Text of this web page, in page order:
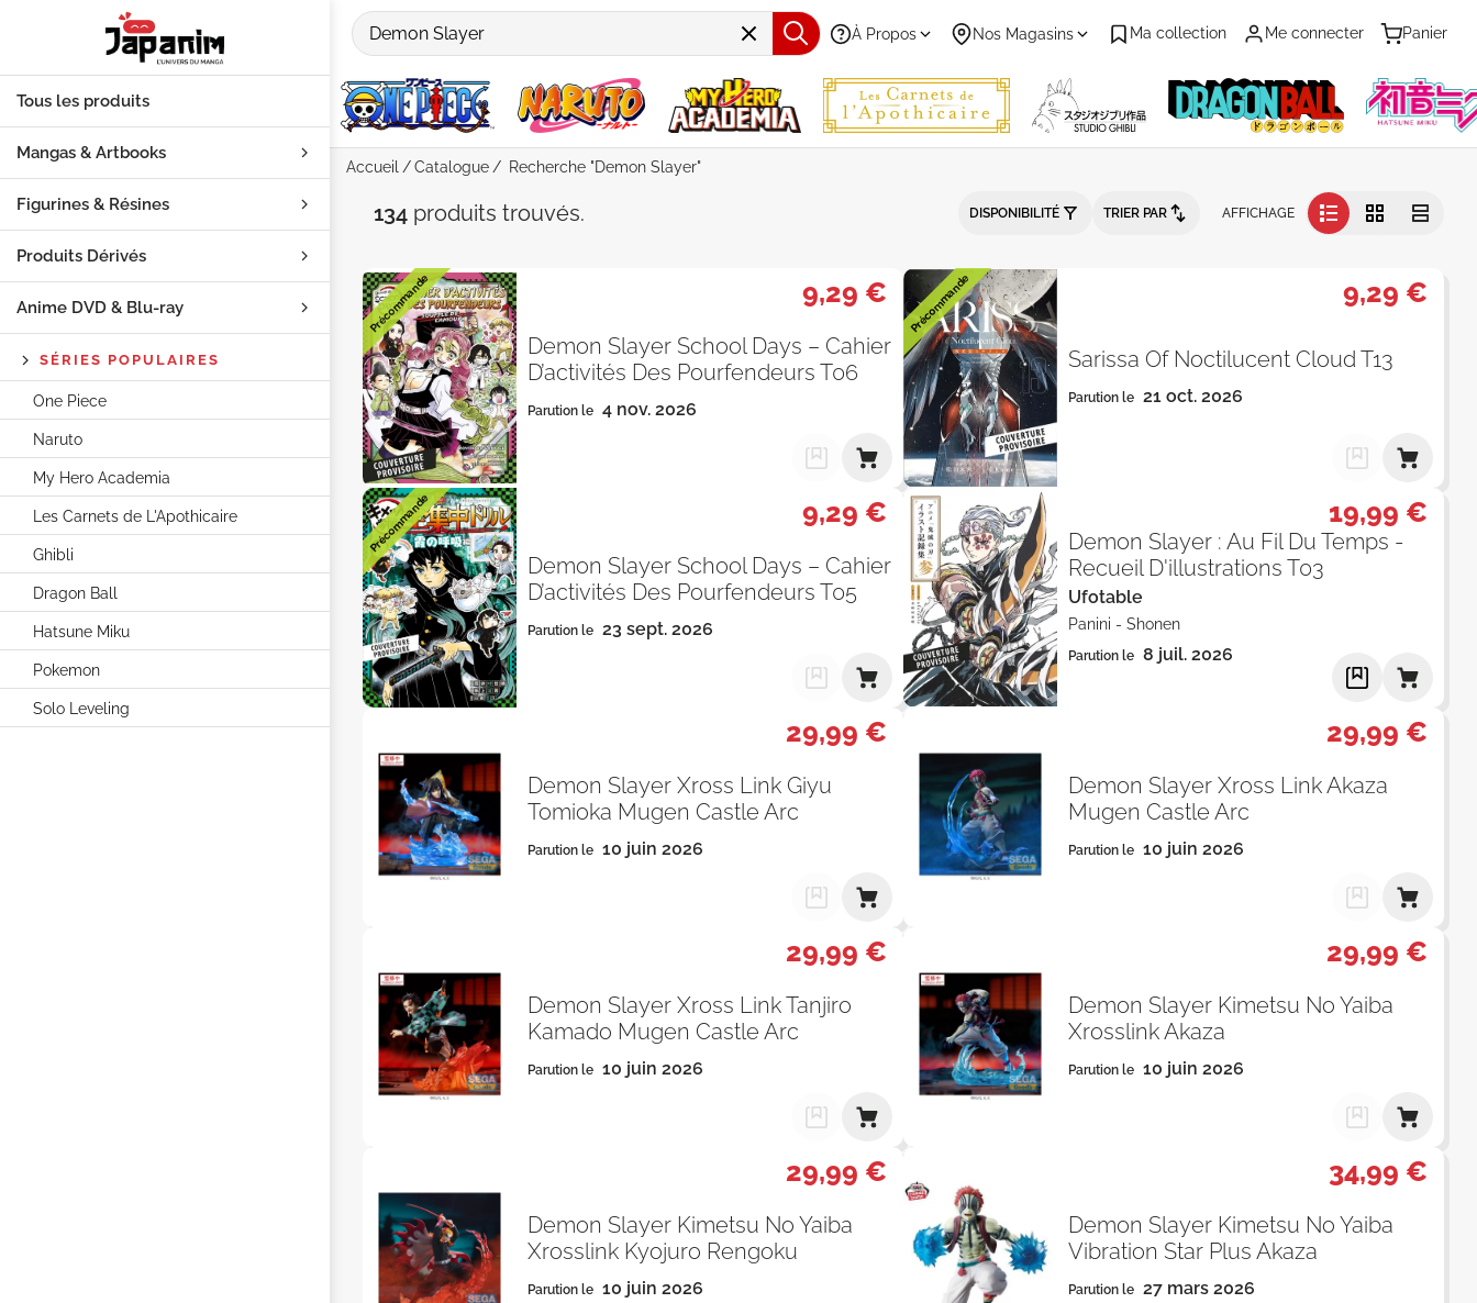
À Propos Nos Magasins Ma collection Me connecter Panier
Tous les produits
Mangas & Artbooks
Figurines & Résines
Produits Dérivés
Anime DVD & Blu‑ray
SÉRIES POPULAIRES
One Piece
Naruto
My Hero Academia
Les Carnets de L'Apothicaire
Ghibli
Dragon Ball
Hatsune Miku
Pokemon
Solo Leveling
Accueil Catalogue Recherche "Demon Slayer"
Recherche "Demon Slayer" - Par Date de parution - Catalogue produits
134 produits trouvés. DISPONIBILITÉ TRIER PAR AFFICHAGE
9,29 €
Demon Slayer School Days – Cahier
D’activités Des Pourfendeurs T06
Parution le 4 nov. 2026
Précommande 9,29 €
Sarissa Of Noctilucent Cloud T13
Parution le 21 oct. 2026
Précommande
9,29 €
Demon Slayer School Days – Cahier
D’activités Des Pourfendeurs T05
Parution le 23 sept. 2026
Précommande 19,99 €
Demon Slayer : Au Fil Du Temps -
Recueil D'illustrations T03
Ufotable
Panini - Shonen
Parution le 8 juil. 2026
29,99 €
Demon Slayer Xross Link Giyu
Tomioka Mugen Castle Arc
Parution le 10 juin 2026
29,99 €
Demon Slayer Xross Link Akaza
Mugen Castle Arc
Parution le 10 juin 2026
29,99 €
Demon Slayer Xross Link Tanjiro
Kamado Mugen Castle Arc
Parution le 10 juin 2026
29,99 €
Demon Slayer Kimetsu No Yaiba
Xrosslink Akaza
Parution le 10 juin 2026
29,99 €
Demon Slayer Kimetsu No Yaiba
Xrosslink Kyojuro Rengoku
Parution le 10 juin 2026
34,99 €
Demon Slayer Kimetsu No Yaiba
Vibration Star Plus Akaza
Parution le 27 mars 2026